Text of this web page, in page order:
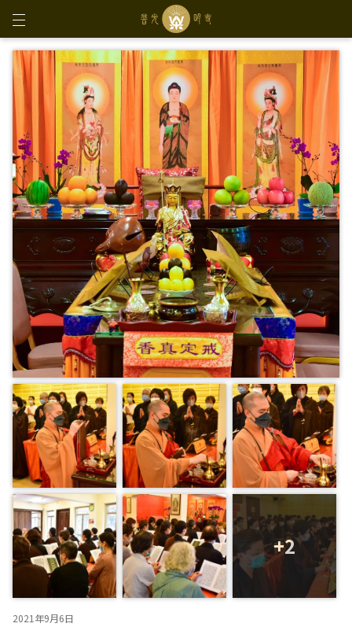
+2
2021年9月6日